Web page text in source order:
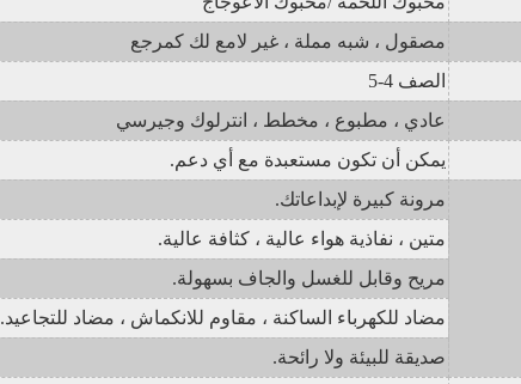
مصقول ، شبه مملة ، غير لامع لك كمرجع
الصف 4-5
عادي ، مطبوع ، مخطط ، انترلوك وجيرسي
يمكن أن تكون مستعبدة مع أي دعم.
مرونة كبيرة لإبداعاتك.
متين ، نفاذية هواء عالية ، كثافة عالية.
مريح وقابل للغسل والجاف بسهولة.
مضاد للكهرباء الساكنة ، مقاوم للانكماش ، مضاد للتجاعيد.
صديقة للبيئة ولا رائحة.